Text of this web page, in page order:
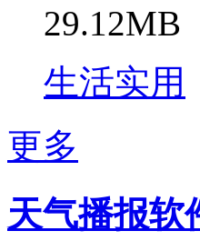
29.12MB
生活实用
更多
天气播报软